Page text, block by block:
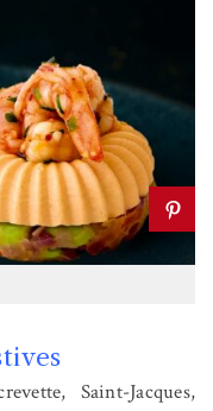
Saint-Jacques,